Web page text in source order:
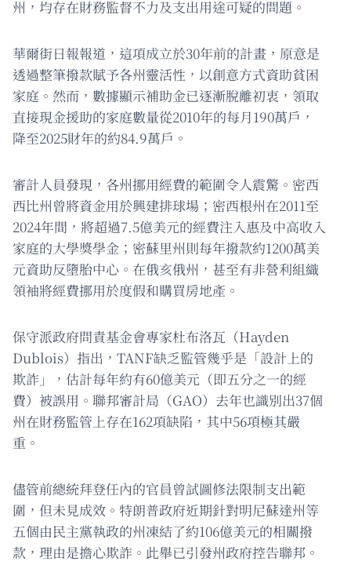
州，均存在財務監督不力及支出用途可疑的問題。
華爾街日報報道，這項成立於30年前的計畫，原意是
透過整筆撥款賦予各州靈活性，以創意方式資助貧困
家庭。然而，數據顯示補助金已逐漸脫離初衷，領取
直接現金援助的家庭數量從2010年的每月190萬戶，
降至2025財年的約84.9萬戶。
審計人員發現，各州挪用經費的範圍令人震驚。密西
西比州曾將資金用於興建排球場；密西根州在2011至
2024年間，將超過7.5億美元的經費注入惠及中高收入
家庭的大學獎學金；密蘇里州則每年撥款約1200萬美
元資助反墮胎中心。在俄亥俄州，甚至有非營利組織
領袖將經費挪用於度假和購買房地產。
保守派政府問責基金會專家杜布洛瓦（Hayden
Dublois）指出，TANF缺乏監管幾乎是「設計上的
欺詐」，估計每年約有60億美元（即五分之一的經
費）被誤用。聯邦審計局（GAO）去年也識別出37個
州在財務監管上存在162項缺陷，其中56項極其嚴
重。
儘管前總統拜登任內的官員曾試圖修法限制支出範
圍，但未見成效。特朗普政府近期針對明尼蘇達州等
五個由民主黨執政的州凍結了約106億美元的相關撥
款，理由是擔心欺詐。此舉已引發州政府控告聯邦。